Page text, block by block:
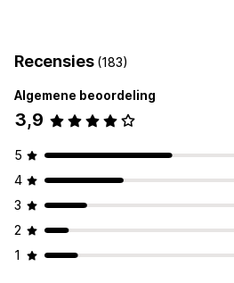
Recensies (183)
Algemene beoordeling
3,9
5
4
3
2
1